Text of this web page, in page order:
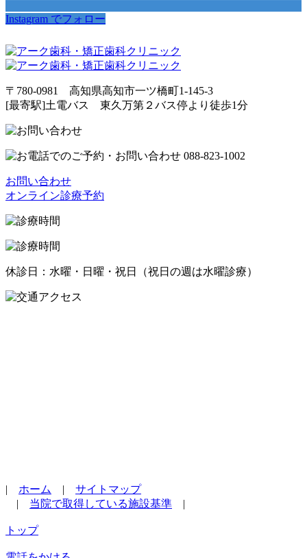
Instagram でフォロー
〒780-0981 高知県高知市一ツ橋町1-145-3
[最寄駅]土電バス 東久万第２バス停より徒歩1分
お問い合わせ
オンライン診療予約
休診日：水曜・日曜・祝日（祝日の週は水曜診療）
| ホーム | サイトマップ
| 当院で取得している施設基準 |
トップ